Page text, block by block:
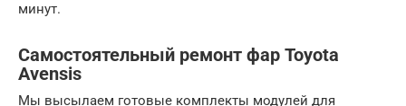
минут.
Самостоятельный ремонт фар Toyota
Avensis
Мы высылаем готовые комплекты модулей для